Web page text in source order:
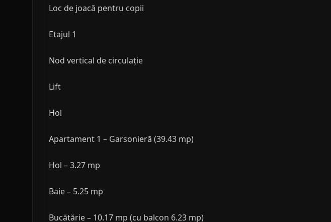
Loc de joacă pentru copii
Etajul 1
Nod vertical de circulație
Lift
Hol
Apartament 1 – Garsonieră (39.43 mp)
Hol – 3.27 mp
Baie – 5.25 mp
Bucătărie – 10.17 mp (cu balcon 6.23 mp)